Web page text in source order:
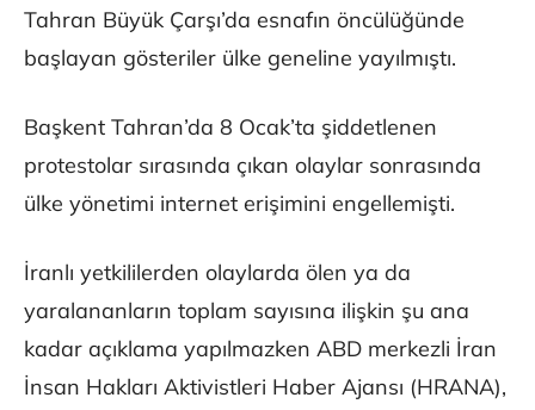
Tahran Büyük Çarşı’da esnafın öncülüğünde
başlayan gösteriler ülke geneline yayılmıştı.
Başkent Tahran’da 8 Ocak’ta şiddetlenen
protestolar sırasında çıkan olaylar sonrasında
ülke yönetimi internet erişimini engellemişti.
İranlı yetkililerden olaylarda ölen ya da
yaralananların toplam sayısına ilişkin şu ana
kadar açıklama yapılmazken ABD merkezli İran
İnsan Hakları Aktivistleri Haber Ajansı (HRANA),